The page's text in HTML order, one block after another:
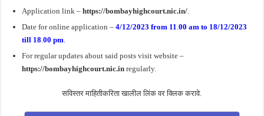
Application link –https://bombayhighcourt.nic.in/
Date for online application –4/12/2023 from 11 .00 am to 18/12/2023
till 18 .00 pm
For regular updates about said posts visit website –
https://bombayhighcourt.nic.in regularly.
सविस्तर माहितीकरिता खालील लिंक वर क्लिक करावे.